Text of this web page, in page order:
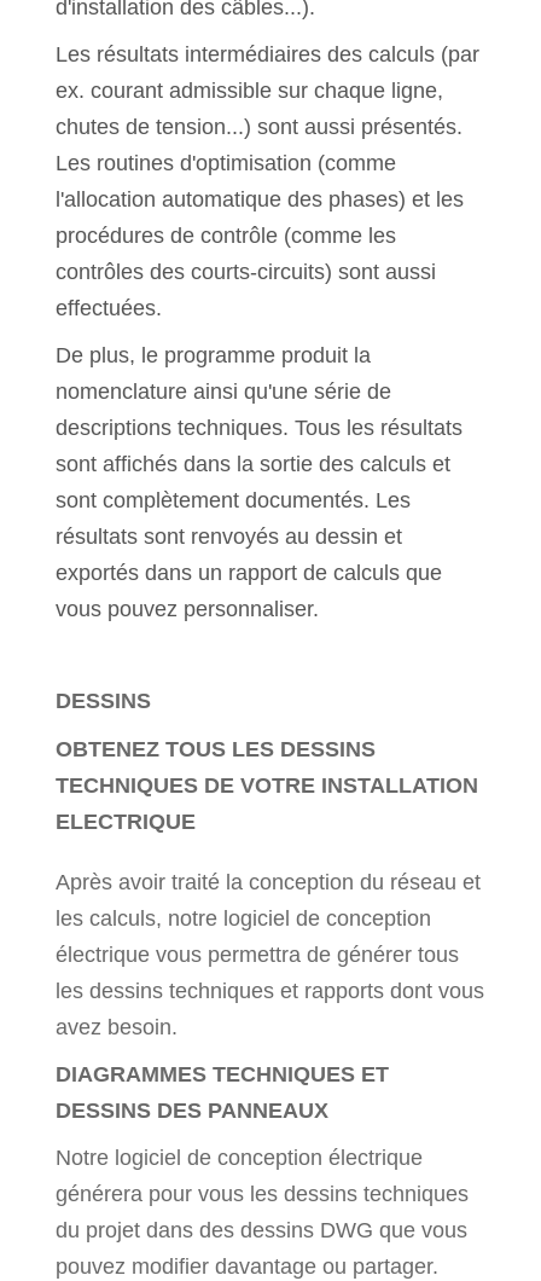
d'installation des câbles...).
Les résultats intermédiaires des calculs (par
ex. courant admissible sur chaque ligne,
chutes de tension...) sont aussi présentés.
Les routines d'optimisation (comme
l'allocation automatique des phases) et les
procédures de contrôle (comme les
contrôles des courts-circuits) sont aussi
effectuées.
De plus, le programme produit la
nomenclature ainsi qu'une série de
descriptions techniques. Tous les résultats
sont affichés dans la sortie des calculs et
sont complètement documentés. Les
résultats sont renvoyés au dessin et
exportés dans un rapport de calculs que
vous pouvez personnaliser.
DESSINS
OBTENEZ TOUS LES DESSINS
TECHNIQUES DE VOTRE INSTALLATION
ELECTRIQUE
Après avoir traité la conception du réseau et
les calculs, notre logiciel de conception
électrique vous permettra de générer tous
les dessins techniques et rapports dont vous
avez besoin.
DIAGRAMMES TECHNIQUES ET
DESSINS DES PANNEAUX
Notre logiciel de conception électrique
générera pour vous les dessins techniques
du projet dans des dessins DWG que vous
pouvez modifier davantage ou partager.